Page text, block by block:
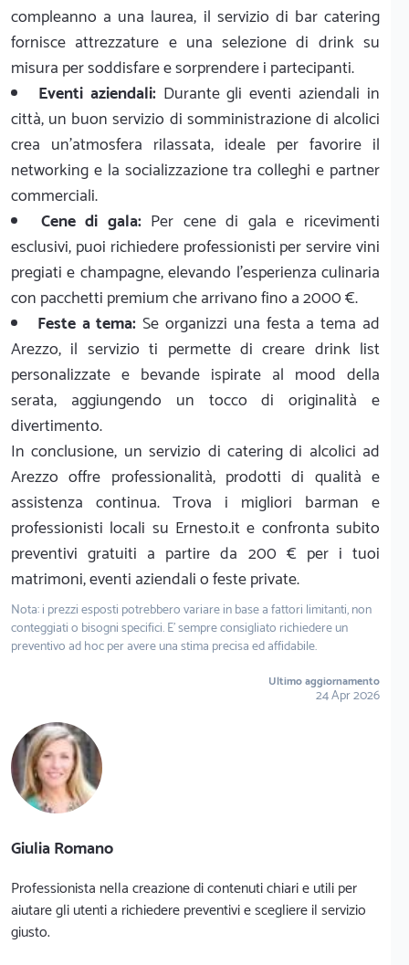
compleanno a una laurea, il servizio di bar catering
fornisce attrezzature e una selezione di drink su
misura per soddisfare e sorprendere i partecipanti.
Eventi aziendali:Durante gli eventi aziendali in
città, un buon servizio di somministrazione di alcolici
crea un'atmosfera rilassata, ideale per favorire il
networking e la socializzazione tra colleghi e partner
commerciali.
Cene di gala:Per cene di gala e ricevimenti
esclusivi, puoi richiedere professionisti per servire vini
pregiati e champagne, elevando l'esperienza culinaria
con pacchetti premium che arrivano fino a 2000 €.
Feste a tema: Se organizzi una festa a tema ad
Arezzo, il servizio ti permette di creare drink list
personalizzate e bevande ispirate al mood della
serata, aggiungendo un tocco di originalità e
divertimento.
In conclusione, un servizio di catering di alcolici ad
Arezzo offre professionalità, prodotti di qualità e
assistenza continua. Trova i migliori barman e
professionisti locali su Ernesto.it e confronta subito
preventivi gratuiti a partire da 200 € per i tuoi
matrimoni, eventi aziendali o feste private.
Nota: i prezzi esposti potrebbero variare in base a fattori limitanti, non
conteggiati o bisogni specifici. E' sempre consigliato richiedere un
preventivo ad hoc per avere una stima precisa ed affidabile.
Ultimo aggiornamento
24 Apr 2026
Giulia Romano
Professionista nella creazione di contenuti chiari e utili per
aiutare gli utenti a richiedere preventivi e scegliere il servizio
giusto.